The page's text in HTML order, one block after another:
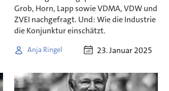
Grob, Horn, Lapp sowie VDMA, VDW und
ZVEI nachgefragt. Und: Wie die Industrie
die Konjunktur einschätzt.
Anja Ringel 23. Januar 2025